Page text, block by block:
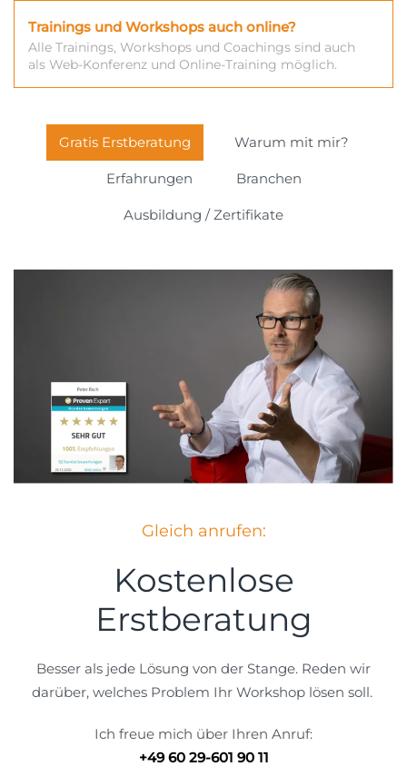
Trainings und Workshops auch online?
Alle Trainings, Workshops und Coachings sind auch
als Web-Konferenz und Online-Training möglich.
Gratis Erstberatung Warum mit mir?
Erfahrungen Branchen
Ausbildung / Zertifikate
Gleich anrufen:
Kostenlose
Erstberatung
Besser als jede Lösung von der Stange. Reden wir
darüber, welches Problem Ihr Workshop lösen soll.
Ich freue mich über Ihren Anruf:
+49 60 29-601 90 11